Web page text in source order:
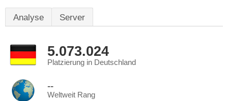
Analyse Server
5.073.024
Platzierung in Deutschland
--
Weltweit Rang